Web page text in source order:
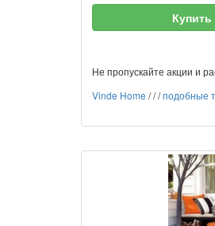
Купить
Не пропускайте акции и
Vinde Home ///подобные